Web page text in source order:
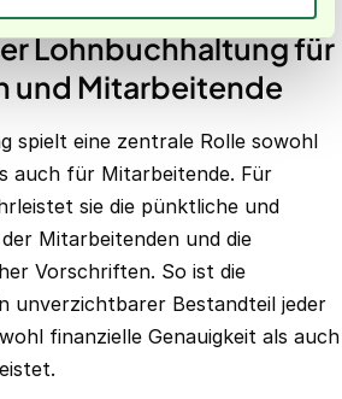
Lohnbuchhaltung für
und Mitarbeitende
spielt eine zentrale Rolle sowohl
auch für Mitarbeitende. Für
sie die pünktliche und
Mitarbeitenden und die
Vorschriften. So ist die
unverzichtbarer Bestandteil jeder
finanzielle Genauigkeit als auch